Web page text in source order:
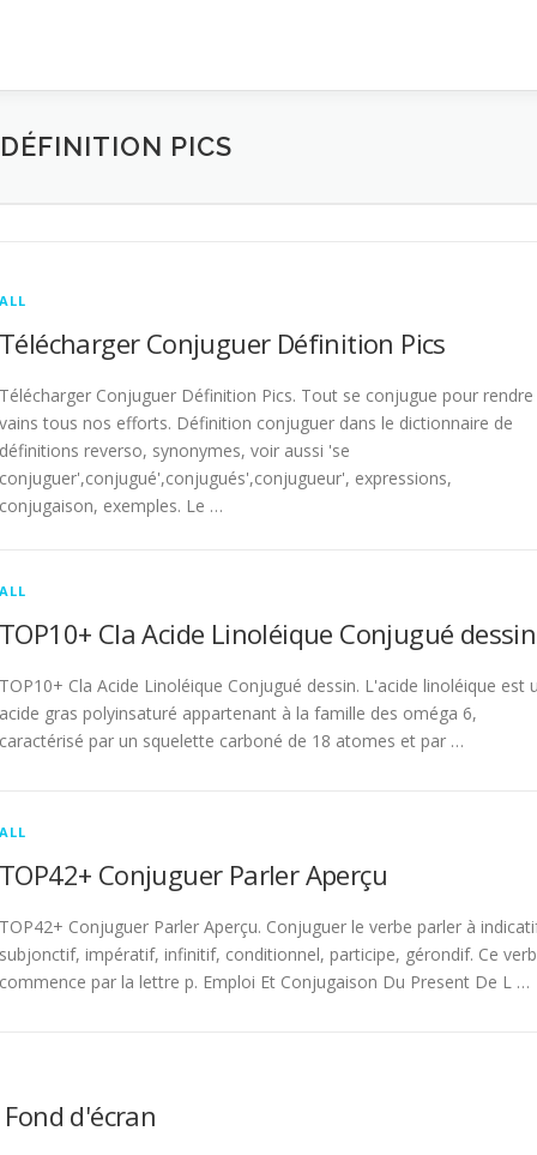
PICS
ALL
Télécharger Conjuguer Définition Pics
Télécharger Conjuguer Définition Pics. Tout se conjugue pour rendre
vains tous nos efforts. Définition conjuguer dans le dictionnaire de
définitions reverso, synonymes, voir aussi 'se
conjuguer',conjugué',conjugués',conjugueur', expressions,
conjugaison, exemples. Le …
ALL
TOP10+ Cla Acide Linoléique Conjugué dessin
TOP10+ Cla Acide Linoléique Conjugué dessin. L'acide linoléique est
acide gras polyinsaturé appartenant à la famille des oméga 6,
caractérisé par un squelette carboné de 18 atomes et par …
ALL
TOP42+ Conjuguer Parler Aperçu
TOP42+ Conjuguer Parler Aperçu. Conjuguer le verbe parler à
subjonctif, impératif, infinitif, conditionnel, participe, gérondif. Ce
commence par la lettre p. Emploi Et Conjugaison Du Present De L …
d'écran